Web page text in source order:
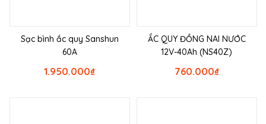
Sạc bình ắc quy Sanshun
60A
₫
1.950.000
ẮC QUY ĐỒNG NAI NƯỚC
12V-40Ah (NS40Z)
₫
760.000